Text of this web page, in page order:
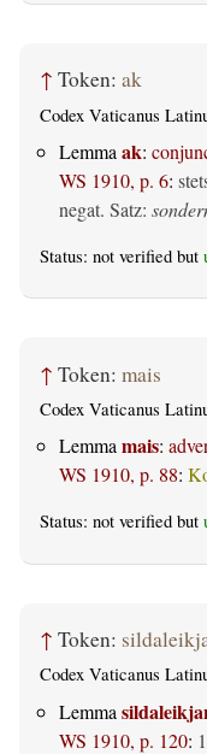
↑ Token: ak
Codex Vaticanus
Lemma ak:
WS 1910, p. 6:
negat. Satz:
Status: not verified but
↑ Token: mais
Codex Vaticanus
Lemmamais:
WS 1910, p. 88:
Status: not verified but
↑ Token:
Codex Vaticanus
Lemma
WS 1910, p. 120: